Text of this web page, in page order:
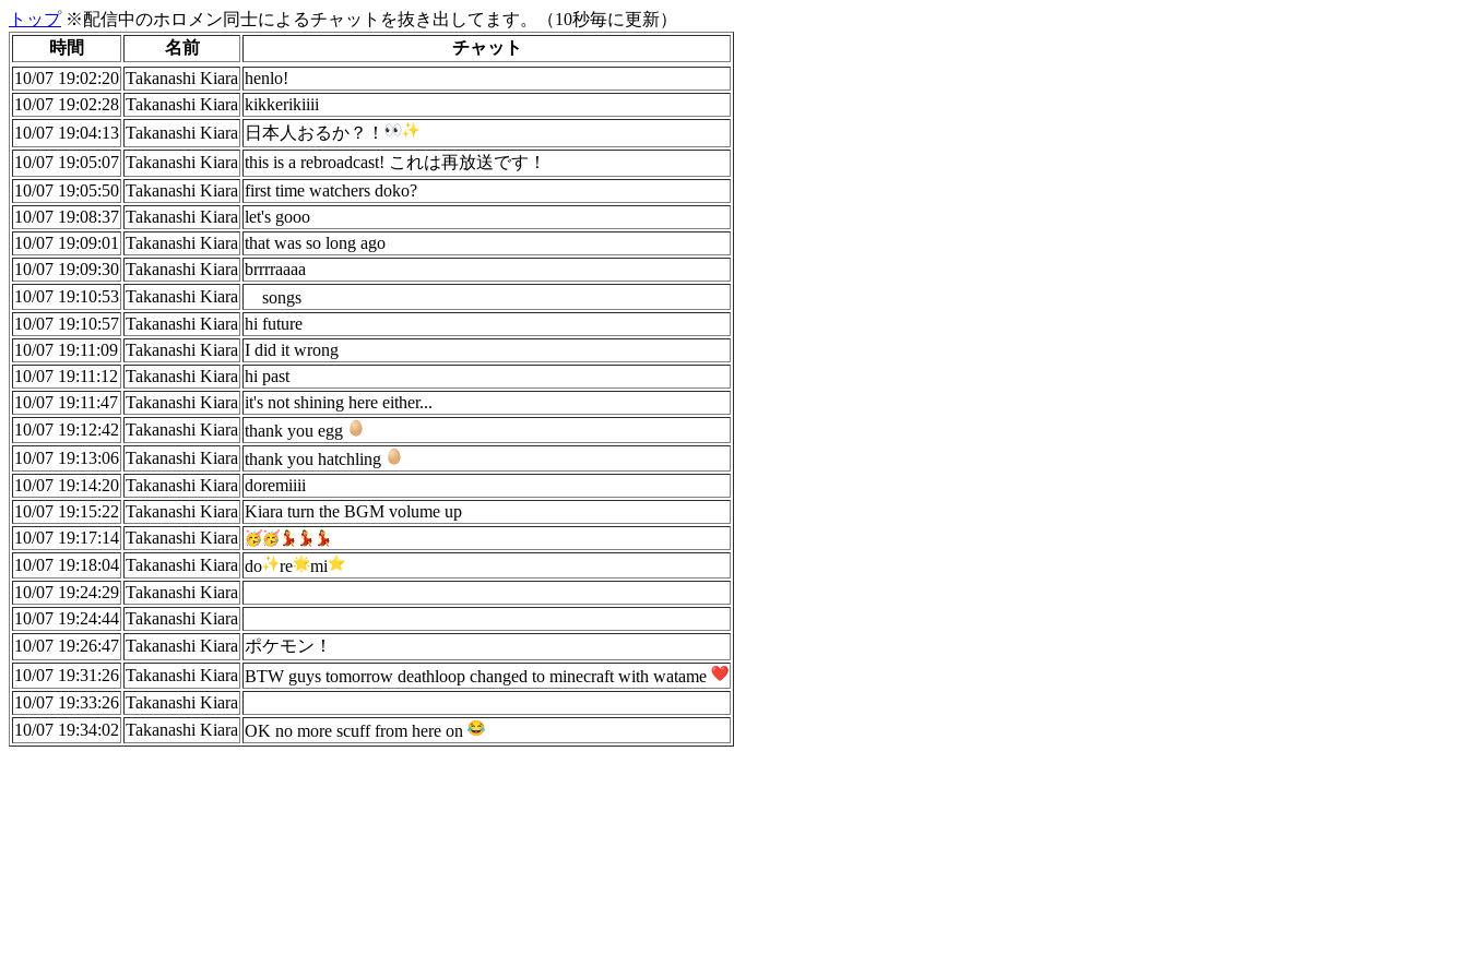
トップ※配信中のホロメン同士によるチャットを抜き出してます。（10秒毎に更新）
時間
名前
チャット
10/07 19:02:20 Takanashi Kiara henlo!
10/07 19:02:28 Takanashi Kiara kikkerikiiii
10/07 19:04:13 Takanashi Kiara 日本人おるか？！
10/07 19:05:07 Takanashi Kiara this is a rebroadcast! これは再放送です！
10/07 19:05:50 Takanashi Kiara first time watchers doko?
10/07 19:08:37 Takanashi Kiara let's gooo
10/07 19:09:01 Takanashi Kiara that was so long ago
10/07 19:09:30 Takanashi Kiara brrrraaaa
10/07 19:10:53 Takanashi Kiara
songs
10/07 19:10:57 Takanashi Kiara hi future
10/07 19:11:09 Takanashi Kiara I did it wrong
10/07 19:11:12 Takanashi Kiara hi past
10/07 19:11:47 Takanashi Kiara it's not shining here either...
10/07 19:12:42 Takanashi Kiara thank you egg
10/07 19:13:06 Takanashi Kiara thank you hatchling
10/07 19:14:20 Takanashi Kiara doremiiii
10/07 19:15:22 Takanashi Kiara Kiara turn the BGM volume up
10/07 19:17:14 Takanashi Kiara
10/07 19:18:04 Takanashi Kiara do re
mi
10/07 19:24:29 Takanashi Kiara
10/07 19:24:44 Takanashi Kiara
10/07 19:26:47 Takanashi Kiara ポケモン！
10/07 19:31:26 Takanashi Kiara BTW guys tomorrow deathloop changed to minecraft with watame
10/07 19:33:26 Takanashi Kiara
10/07 19:34:02 Takanashi Kiara OK no more scuff from here on